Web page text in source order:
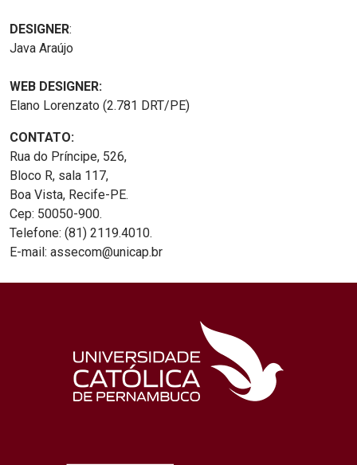
DESIGNER:
Java Araújo
WEB DESIGNER:
Elano Lorenzato (2.781 DRT/PE)
CONTATO:
Rua do Príncipe, 526,
Bloco R, sala 117,
Boa Vista, Recife-PE.
Cep: 50050-900.
Telefone: (81) 2119.4010.
E-mail: assecom@unicap.br